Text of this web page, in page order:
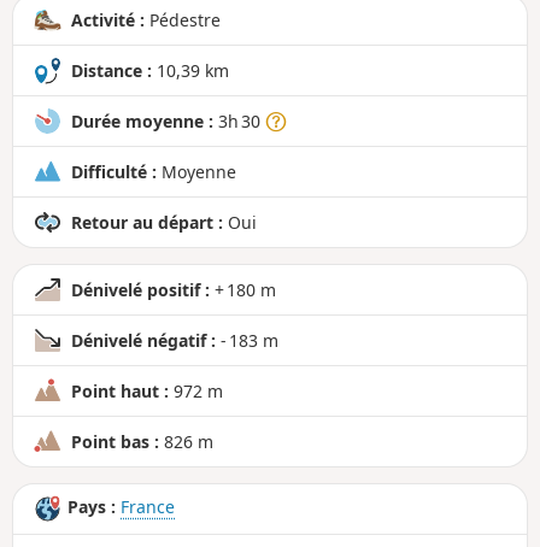
d
Activité : Pédestre
Distance : 10,39 km
Durée moyenne : 3h 30
Difficulté : Moyenne
Retour au départ : Oui
Dénivelé positif : + 180 m
Dénivelé négatif : - 183 m
Point haut : 972 m
Point bas : 826 m
Pays : France